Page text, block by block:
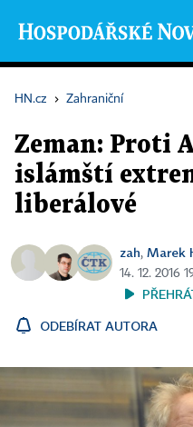
HN.cz › Zahraniční
Zeman: Proti
islámští
liberálové
zah, Marek
14. 12. 2016
ODEBÍRAT AUTORA